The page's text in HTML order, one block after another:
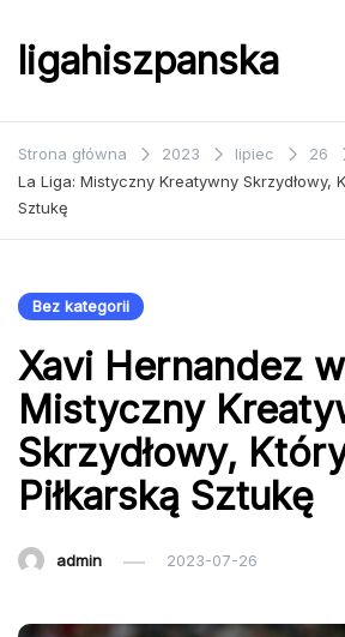
do
treści
ligahiszpanska
Strona główna 2023 lipiec 26
La Liga: Mistyczny Kreatywny Skrzydłowy,
Sztukę
Bez kategorii
Xavi Hernandez
Mistyczny
Skrzydłowy,
Piłkarską Sztukę
admin 2023-07-26